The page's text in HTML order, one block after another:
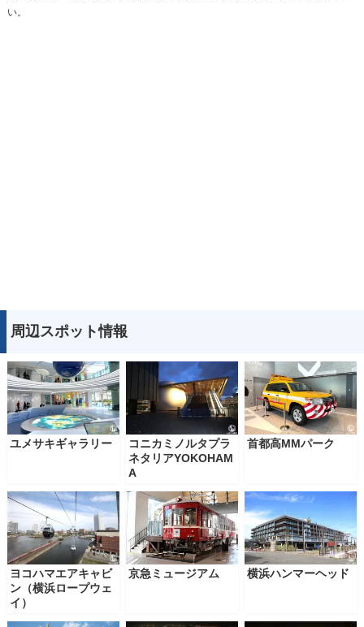
い。
周辺スポット情報
ユメサキギャラリー
コニカミノルタプラ
ネタリアYOKOHAM
A
首都高MMパーク
ヨコハマエアキャビ
ン（横浜ロープウェ
イ）
京急ミュージアム 横浜ハンマーヘッド